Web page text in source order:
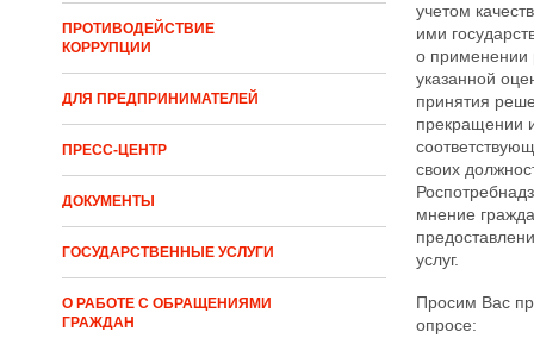
ПРОТИВОДЕЙСТВИЕ
КОРРУПЦИИ
ДЛЯ ПРЕДПРИНИМАТЕЛЕЙ
ПРЕСС-ЦЕНТР
ДОКУМЕНТЫ
ГОСУДАРСТВЕННЫЕ УСЛУГИ
О РАБОТЕ С ОБРАЩЕНИЯМИ
ГРАЖДАН
учетом
ими
о применении
указанной
принятия
прекращении
своих
мнение
услуг.
Просим Вас
опросе: